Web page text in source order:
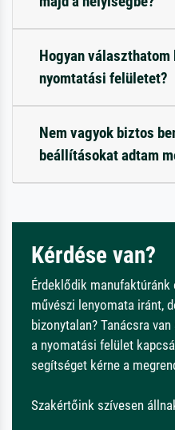
Hogyan
nyomtatási felületet?
Nem vagyok biztos
beállításokat adtam
Kérdése van?
Érdeklődik manufaktúránk
művészi lenyomata iránt,
bizonytalan? Tanácsra
a nyomatási felület
segítséget kérne a
Szakértőink szívesen